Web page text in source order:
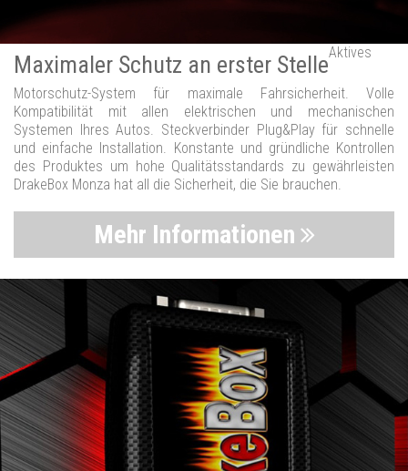
Maximaler Schutz an erster StelleAktives
Motorschutz-System für maximale Fahrsicherheit. Volle
Kompatibilität mit allen elektrischen und mechanischen
Systemen Ihres Autos. Steckverbinder Plug&Play für schnelle
und einfache Installation. Konstante und gründliche Kontrollen
des Produktes um hohe Qualitätsstandards zu gewährleisten
DrakeBox Monza hat all die Sicherheit, die Sie brauchen.
Mehr Informationen